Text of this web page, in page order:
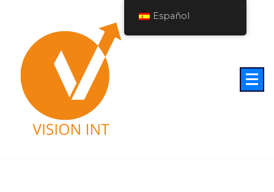
Español